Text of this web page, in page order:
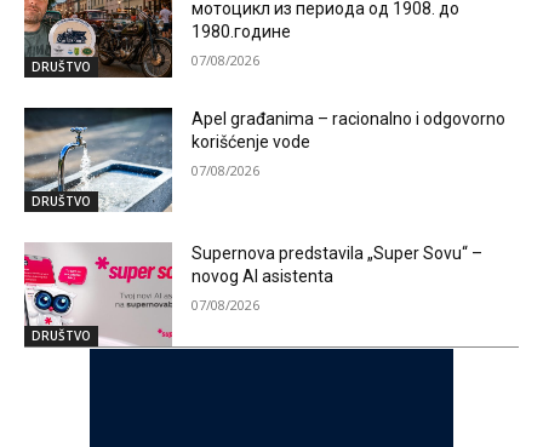
DRUŠTVO
мотоцикл из периода од 1908. до
1980.године
07/08/2026
DRUŠTVO
Apel građanima – racionalno i odgovorno
korišćenje vode
07/08/2026
DRUŠTVO
Supernova predstavila „Super Sovu“ –
novog AI asistenta
07/08/2026